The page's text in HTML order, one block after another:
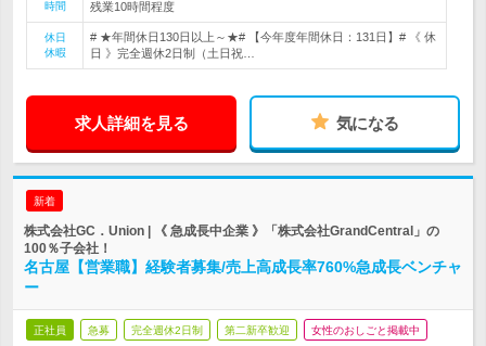
時間
残業10時間程度
休日
休暇
# ★年間休日130日以上～★# 【今年度年間休日：131日】# 《 休
日 》完全週休2日制（土日祝…
求人詳細を見る 気になる
新着
株式会社GC．Union | 《 急成長中企業 》「株式会社GrandCentral」の
100％子会社！
名古屋【営業職】経験者募集/売上高成長率760%急成長ベンチャ
ー
正社員 急募 完全週休2日制 第二新卒歓迎 女性のおしごと掲載中